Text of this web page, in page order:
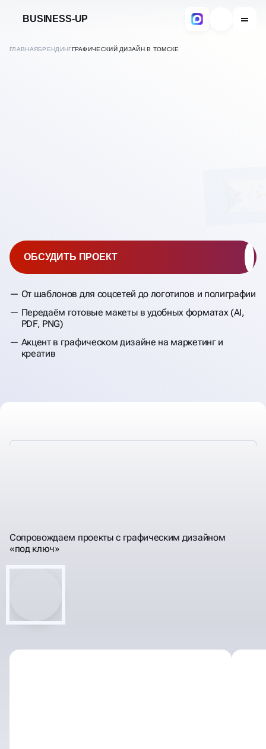
BUSINESS-UP
ГЛАВНАЯБРЕНДИНГГРАФИЧЕСКИЙ ДИЗАЙН В ТОМСКЕ
От шаблонов для соцсетей до логотипов и полиграфии
Передаём готовые макеты в удобных форматах (AI,
PDF, PNG)
Акцент в графическом дизайне на маркетинг и
креатив
ОБСУДИТЬ ПРОЕКТ
ОФОРМИМ ВСЁ —
ОТ СОЦСЕТЕЙ
ДО ПОЛИГРАФИИ
Сопровождаем проекты с графическим дизайном
«под ключ»